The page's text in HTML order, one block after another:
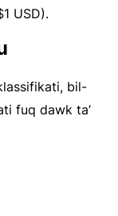
USD).
bil-
fuq dawk ta’